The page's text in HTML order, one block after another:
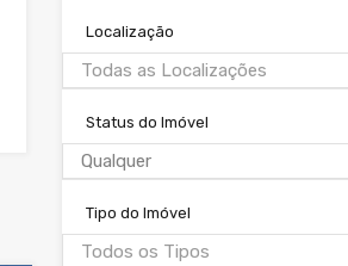
Localização
Todas as Localizações
Status do Imóvel
Qualquer
Tipo do Imóvel
Todos os Tipos